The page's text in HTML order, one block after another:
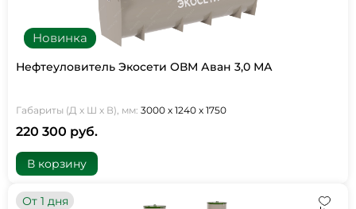
Новинка
Нефтеуловитель Экосети ОВМ Аван 3,0 МА
Габариты (Д х Ш х В), мм: 3000 х 1240 х 1750
220 300 руб.
В корзину
От 1 дня